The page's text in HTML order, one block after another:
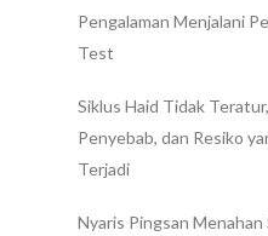
Pengalaman Menjalani
Test
Siklus Haid Tidak
Penyebab, dan Resiko
Terjadi
Nyaris Pingsan Menahan